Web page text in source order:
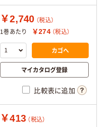
￥2,740 （税込）
1巻あたり
￥274 （税込）
カゴへ
マイカタログ登録
比較表に追加
￥413 （税込）